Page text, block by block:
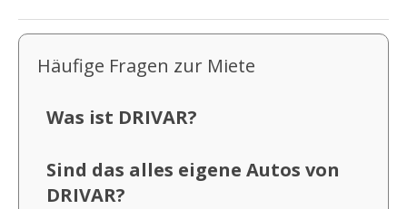
Häufige Fragen zur Miete
Was ist DRIVAR?
Sind das alles eigene Autos von
DRIVAR?